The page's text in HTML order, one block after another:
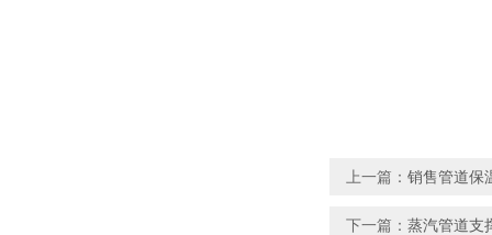
上一篇： 销售管道保
下一篇： 蒸汽管道支